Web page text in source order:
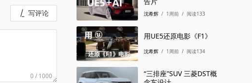
写评论
0 / 1000
小米 YU7 GT 座椅按摩
/ 2个月前 / 阅读1135
沈希辉 / 1周前 / 阅读133
用UE5还原电影《F1》
沈希辉 / 1周前 / 阅读134
“三排座”SUV 三菱DST概